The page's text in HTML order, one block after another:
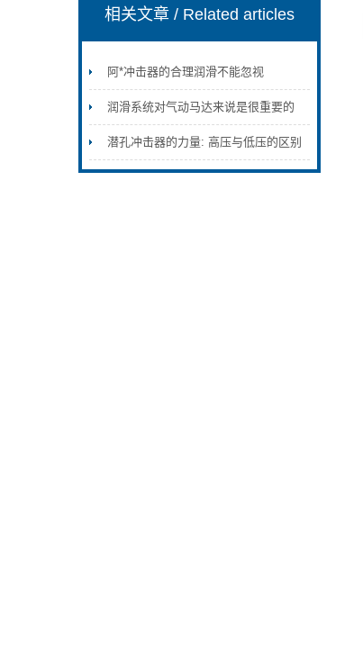
相关文章/ Related articles
阿*冲击器的合理润滑不能忽视
润滑系统对气动马达来说是很重要的
潜孔冲击器的力量: 高压与低压的区别